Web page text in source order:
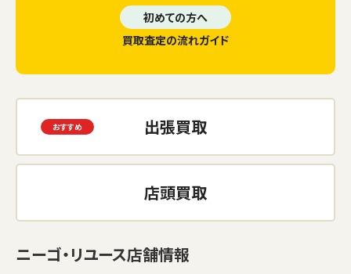
初めての方へ
買取査定の流れガイド
出張買取
店頭買取
ニーゴ・リユース店舗情報